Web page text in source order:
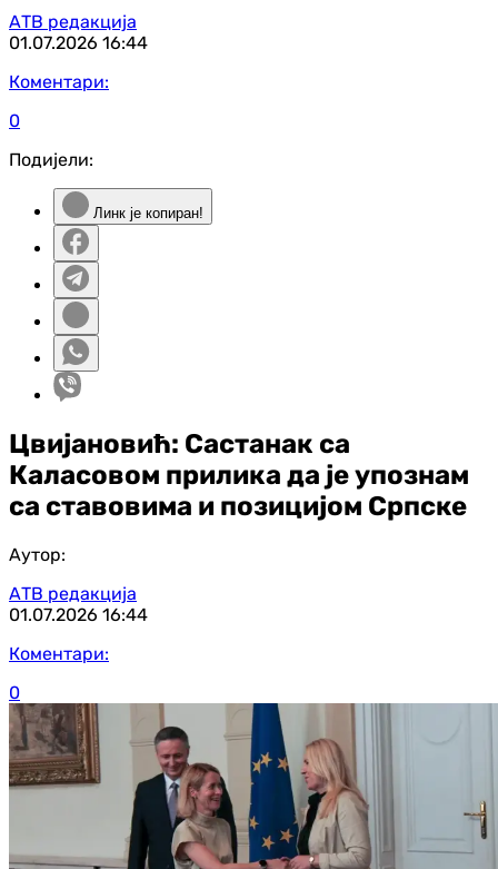
АТВ редакција
01.07.2026 16:44
Коментари:
0
Подијели:
Линк је копиран!
Цвијановић: Састанак са
Каласовом прилика да је упознам
са ставовима и позицијом Српске
Аутор:
АТВ редакција
01.07.2026 16:44
Коментари:
0